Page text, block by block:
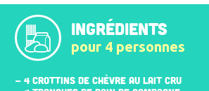
INGRÉDIENTS
pour 4 personnes
- 4 CROTTINS DE CHÈVRE AU LAIT CRU